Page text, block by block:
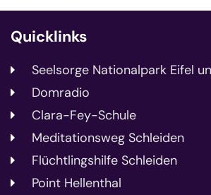
Quicklinks
Seelsorge Nationalpark Eifel
Domradio
Clara-Fey-Schule
Meditationsweg Schleiden
Flüchtlingshilfe Schleiden
Point Hellenthal